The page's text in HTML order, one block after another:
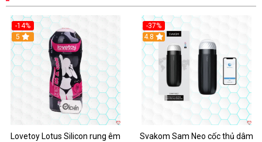
-14%
Hot
5
Lovetoy Lotus Silicon rung êm
-37%
4.8
Svakom Sam Neo cốc thủ dâm